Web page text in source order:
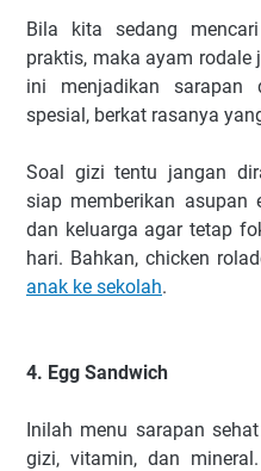
Bila kita sedang
praktis, maka ayam rodale
ini menjadikan
spesial, berkat rasanya
Soal gizi tentu jangan
siap memberikan asupan
dan keluarga agar tetap
hari. Bahkan, chicken
anak ke sekolah.
4. Egg Sandwich
Inilah menu sarapan
gizi, vitamin, dan